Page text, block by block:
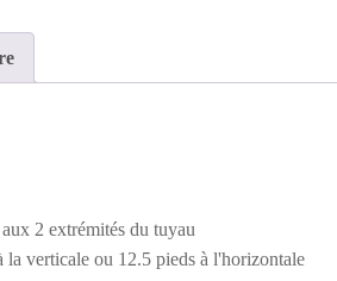
2 extrémités du tuyau
verticale ou 12.5 pieds à l'horizontale